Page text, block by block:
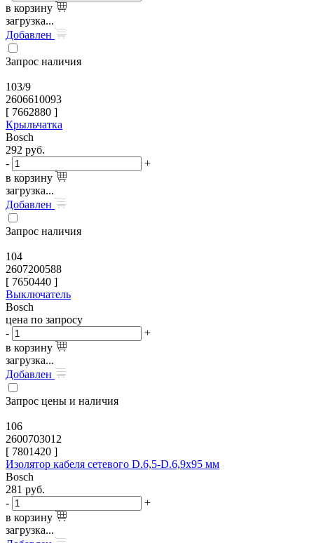
в корзину
загрузка...
Добавлен
Запрос наличия
103/9
2606610093
[ 7662880 ]
Крыльчатка
Bosch
292 руб.
-
+
в корзину
загрузка...
Добавлен
Запрос наличия
104
2607200588
[ 7650440 ]
Выключатель
Bosch
цена по запросу
-
+
в корзину
загрузка...
Добавлен
Запрос цены и наличия
106
2600703012
[ 7801420 ]
Изолятор кабеля сетевого D.6,5-D.6,9x95 мм
Bosch
281 руб.
-
+
в корзину
загрузка...